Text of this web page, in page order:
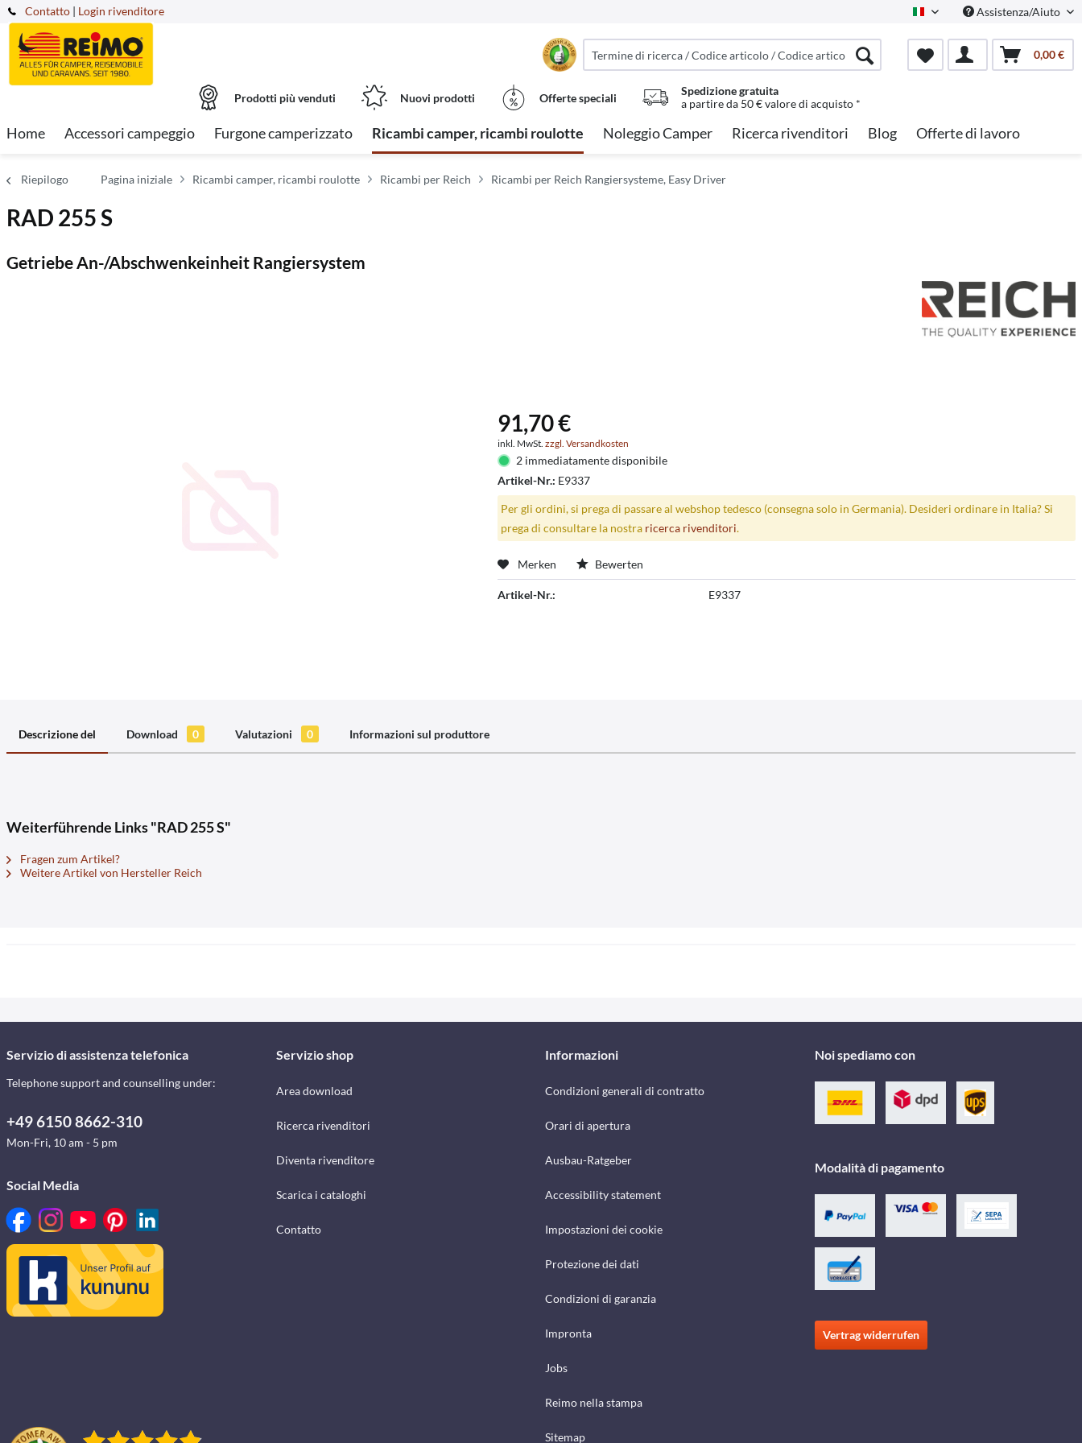
Contatto Italian Assistenza/Aiuto
| Login rivenditore
0,00 €
Prodotti più venduti Nuovi prodotti Offerte speciali
Spedizione gratuita
a partire da 50 € valore di acquisto *
Home Accessori campeggio Furgone camperizzato Ricambi camper, ricambi roulotte Noleggio Camper Ricerca rivenditori Blog Offerte di lavoro
Riepilogo Pagina iniziale Ricambi camper, ricambi roulotte Ricambi per Reich Ricambi per Reich Rangiersysteme, Easy Driver
RAD 255 S
Getriebe An-/Abschwenkeinheit Rangiersystem
91,70 €
inkl. MwSt. zzgl. Versandkosten
2 immediatamente disponibile
Artikel-Nr.: E9337
Per gli ordini, si prega di passare al webshop tedesco (consegna solo in Germania). Desideri ordinare in Italia? Si
prega di consultare la nostra ricerca rivenditori.
Merken Bewerten
Artikel-Nr.: E9337
Descrizione del Download 0 Valutazioni 0 Informazioni sul produttore
Weiterführende Links "RAD 255 S"
Fragen zum Artikel?
Weitere Artikel von Hersteller Reich
Servizio di assistenza telefonica
Telephone support and counselling under:
+49 6150 8662-310
Mon-Fri, 10 am - 5 pm
Social Media
Servizio shop
Area download
Ricerca rivenditori
Diventa rivenditore
Scarica i cataloghi
Contatto
Informazioni
Condizioni generali di contratto
Orari di apertura
Ausbau-Ratgeber
Accessibility statement
Impostazioni dei cookie
Protezione dei dati
Condizioni di garanzia
Impronta
Jobs
Reimo nella stampa
Sitemap
Noi spediamo con
Modalità di pagamento
Vertrag widerrufen